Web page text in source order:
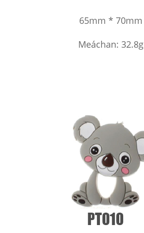
65mm * 70mm
Meáchan: 32.8g